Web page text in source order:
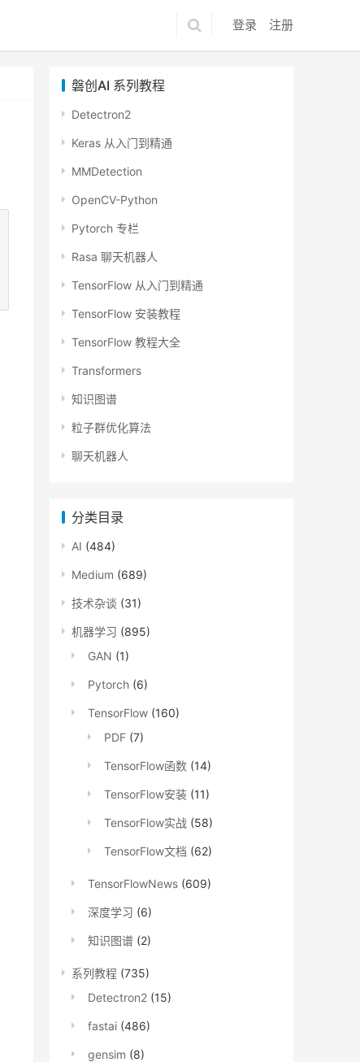
登录 注册
磐创AI 系列教程
Detectron2
Keras 从入门到精通
MMDetection
OpenCV-Python
Pytorch 专栏
Rasa 聊天机器人
TensorFlow 从入门到精通
TensorFlow 安装教程
TensorFlow 教程大全
Transformers
知识图谱
粒子群优化算法
聊天机器人
分类目录
AI (484)
Medium (689)
技术杂谈 (31)
机器学习 (895)
GAN (1)
Pytorch (6)
TensorFlow (160)
PDF (7)
TensorFlow函数 (14)
TensorFlow安装 (11)
TensorFlow实战 (58)
TensorFlow文档 (62)
TensorFlowNews (609)
深度学习 (6)
知识图谱 (2)
系列教程 (735)
Detectron2 (15)
fastai (486)
gensim (8)